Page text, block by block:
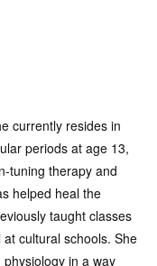
currently resides in
periods at age 13,
tuning therapy and
helped heal the
taught classes
cultural schools. She
in a way